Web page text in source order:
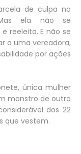
de culpa no
ela não se
reeleita. E não se
a uma vereadora,
por ações
única mulher
monstro de outro
dos 22
que vestem.